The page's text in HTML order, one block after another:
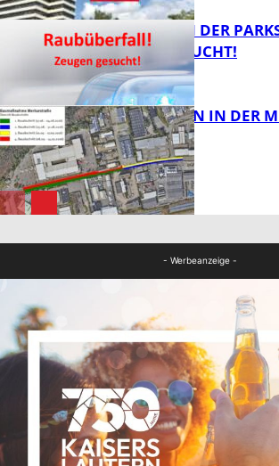
FB News
ÜBERFALL IN DER
EUGEN GESUCHT!
BAUARBEITEN IN DER
- Werbeanzeige -